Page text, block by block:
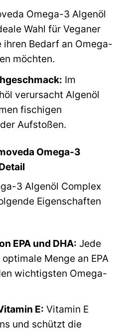
Omega-3 Algenöl
Wahl für Veganer
ihren Bedarf an Omega-
möchten.
Im
verursacht Algenöl
fischigen
Aufstoßen.
Omega-3
3 Algenöl Complex
Eigenschaften
EPA und DHA: Jede
Menge an EPA
wichtigsten Omega-
E: Vitamin E
und schützt die